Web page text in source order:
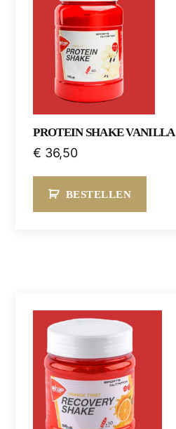
PROTEIN SHAKE VANILLA
€ 36,50
BESTELLEN